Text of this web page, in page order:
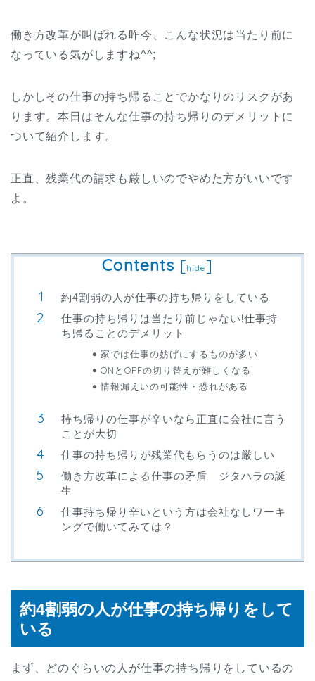
働き方改革が叫ばれる昨今、こんな状況は当たり前に
なっている気がしますね^^;
しかしその仕事の持ち帰ることでかなりのリスクがあ
ります。本日はそんな仕事の持ち帰りのデメリットに
ついて紹介します。
正直、残業代の請求も厳しいのでやめた方がいいです
よ。
Contents [hide ]
約4割弱の人が仕事の持ち帰りをしている
仕事の持ち帰りは当たり前じゃない!仕事持
ち帰ることのデメリット
家では仕事の妨げにするものが多い
ONとOFFの切り替えが難しくなる
情報漏えいの可能性・恐れがある
持ち帰りの仕事が辛いなら正直に会社に言う
ことが大切
仕事の持ち帰りが残業代もらうのは厳しい
働き方改革による仕事の矛盾 ジタハラの誕
生
仕事持ち帰り辛いという方は会社なしワーキ
ングで働いてみては？
約4割弱の人が仕事の持ち帰りをして
いる
まず、どのぐらいの人が仕事の持ち帰りをしているの